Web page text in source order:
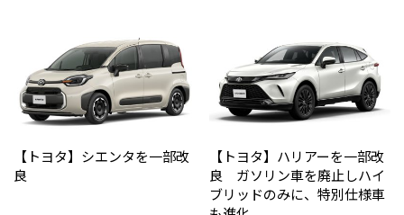
【トヨタ】シエンタを一部改
良
【トヨタ】ハリアーを一部改
良 ガソリン車を廃止しハイ
ブリッドのみに、特別仕様車